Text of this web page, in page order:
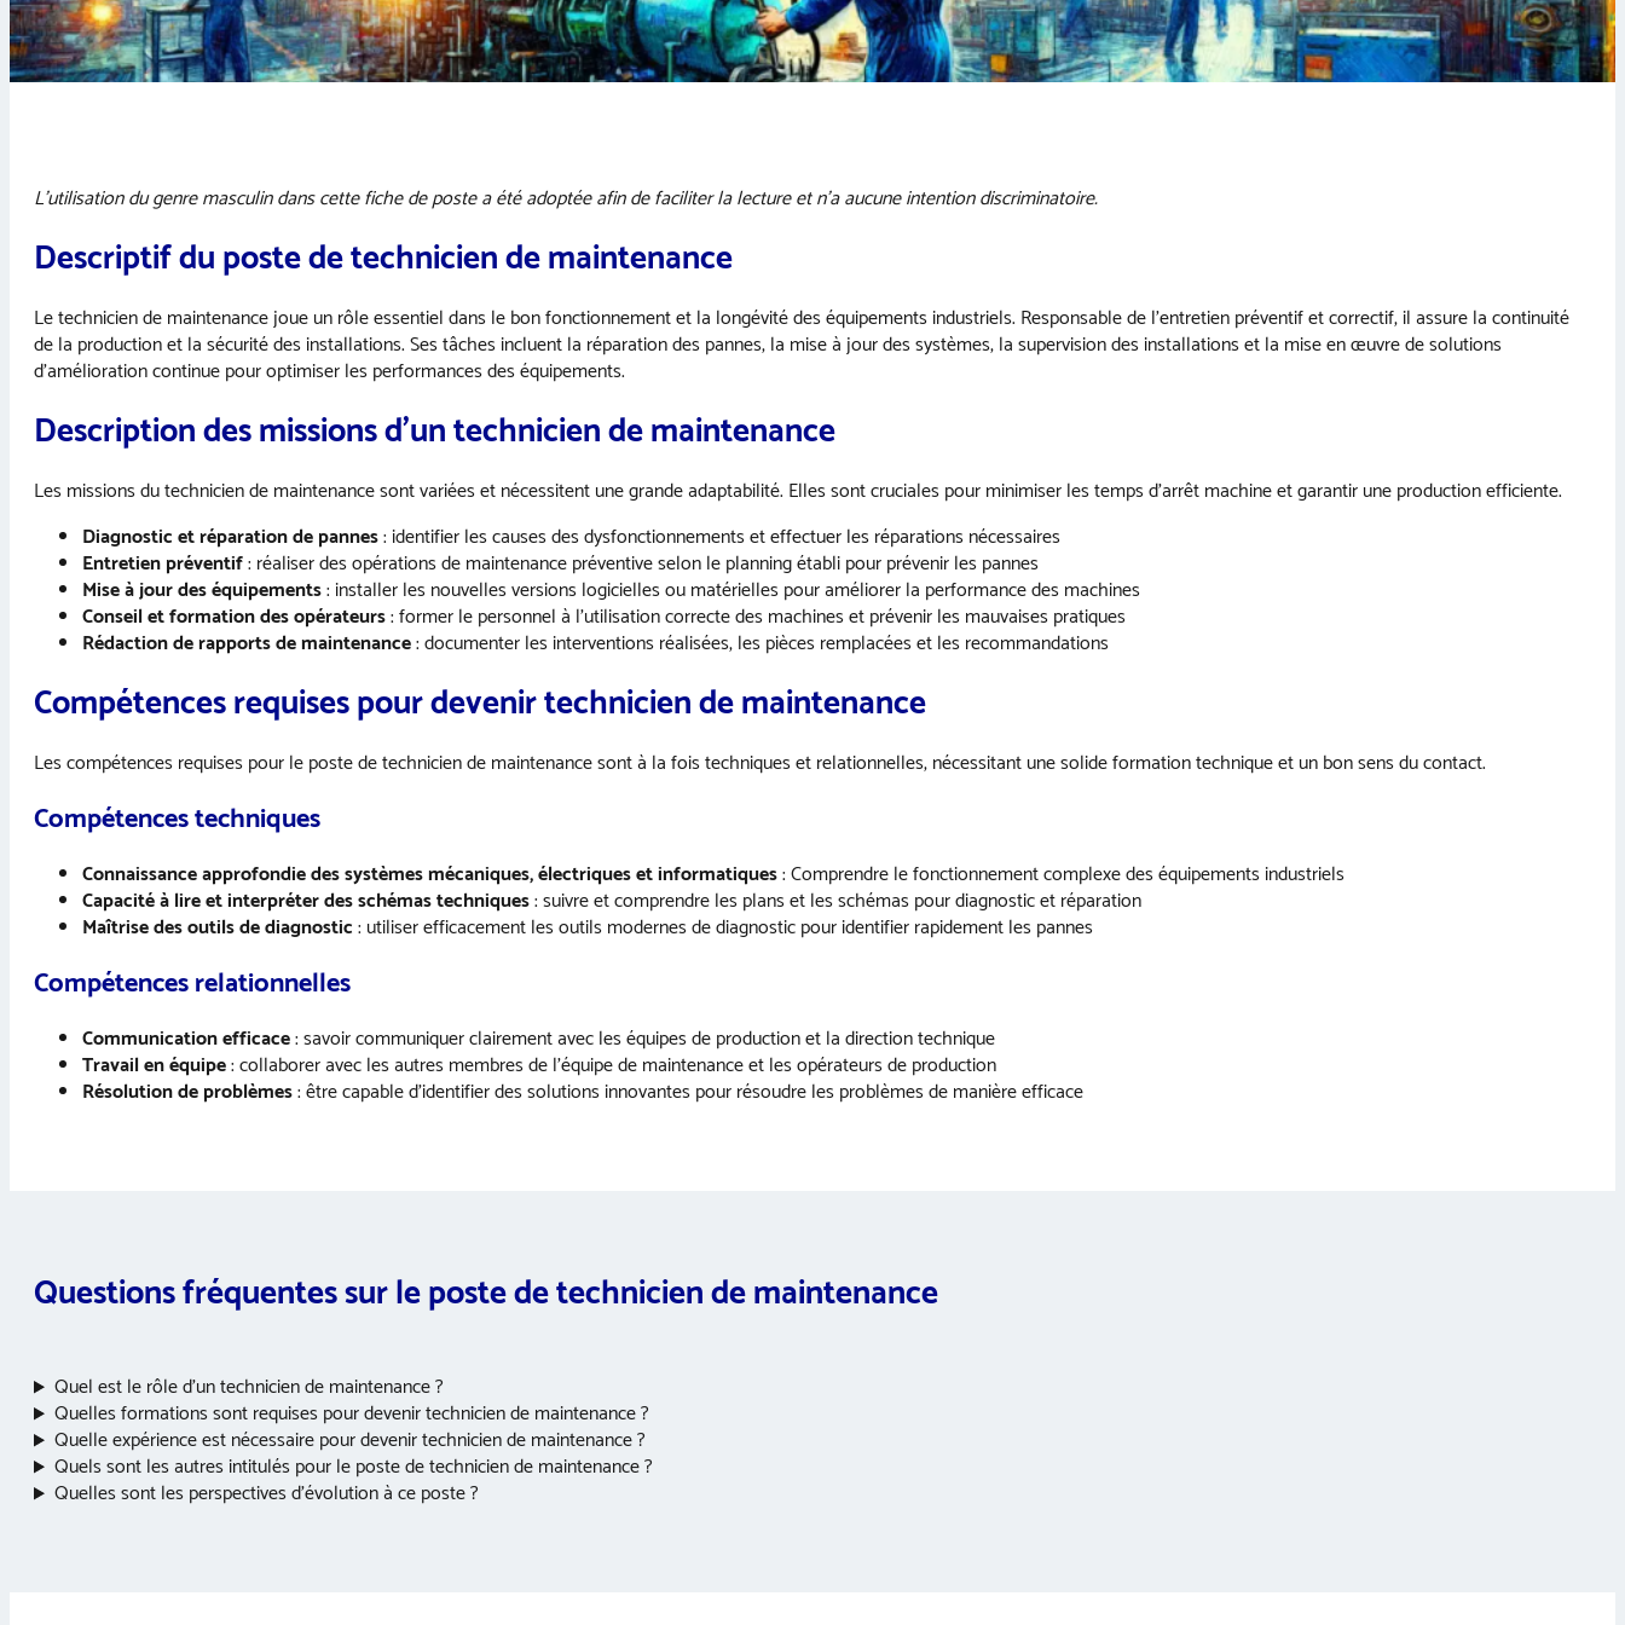
L’utilisation du genre masculin dans cette fiche de poste a été adoptée afin de faciliter la lecture et n’a aucune intention discriminatoire.
Descriptif du poste de technicien de maintenance
Le technicien de maintenance joue un rôle essentiel dans le bon fonctionnement et la longévité des équipements industriels. Responsable de l’entretien préventif et correctif, il assure la continuité
de la production et la sécurité des installations. Ses tâches incluent la réparation des pannes, la mise à jour des systèmes, la supervision des installations et la mise en œuvre de solutions
d’amélioration continue pour optimiser les performances des équipements.
Description des missions d’un technicien de maintenance
Les missions du technicien de maintenance sont variées et nécessitent une grande adaptabilité. Elles sont cruciales pour minimiser les temps d’arrêt machine et garantir une production efficiente.
Diagnostic et réparation de pannes: identifier les causes des dysfonctionnements et effectuer les réparations nécessaires
Entretien préventif: réaliser des opérations de maintenance préventive selon le planning établi pour prévenir les pannes
Mise à jour des équipements: installer les nouvelles versions logicielles ou matérielles pour améliorer la performance des machines
Conseil et formation des opérateurs: former le personnel à l’utilisation correcte des machines et prévenir les mauvaises pratiques
Rédaction de rapports de maintenance: documenter les interventions réalisées, les pièces remplacées et les recommandations
Compétences requises pour devenir technicien de maintenance
Les compétences requises pour le poste de technicien de maintenance sont à la fois techniques et relationnelles, nécessitant une solide formation technique et un bon sens du contact.
Compétences techniques
Connaissance approfondie des systèmes mécaniques, électriques et informatiques: Comprendre le fonctionnement complexe des équipements industriels
Capacité à lire et interpréter des schémas techniques: suivre et comprendre les plans et les schémas pour diagnostic et réparation
Maîtrise des outils de diagnostic: utiliser efficacement les outils modernes de diagnostic pour identifier rapidement les pannes
Compétences relationnelles
Communication efficace: savoir communiquer clairement avec les équipes de production et la direction technique
Travail en équipe: collaborer avec les autres membres de l’équipe de maintenance et les opérateurs de production
Résolution de problèmes: être capable d’identifier des solutions innovantes pour résoudre les problèmes de manière efficace
Questions fréquentes sur le poste de technicien de maintenance
Quel est le rôle d’un technicien de maintenance ?
Quelles formations sont requises pour devenir technicien de maintenance ?
Quelle expérience est nécessaire pour devenir technicien de maintenance ?
Quels sont les autres intitulés pour le poste de technicien de maintenance ?
Quelles sont les perspectives d’évolution à ce poste ?